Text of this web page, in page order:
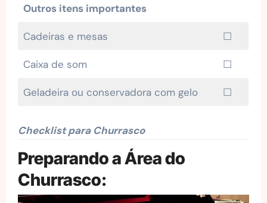
Outros itens importantes
Cadeiras e mesas ☐
Caixa de som ☐
Geladeira ou conservadora com gelo ☐
Checklist para Churrasco
Preparando a Área do
Churrasco: